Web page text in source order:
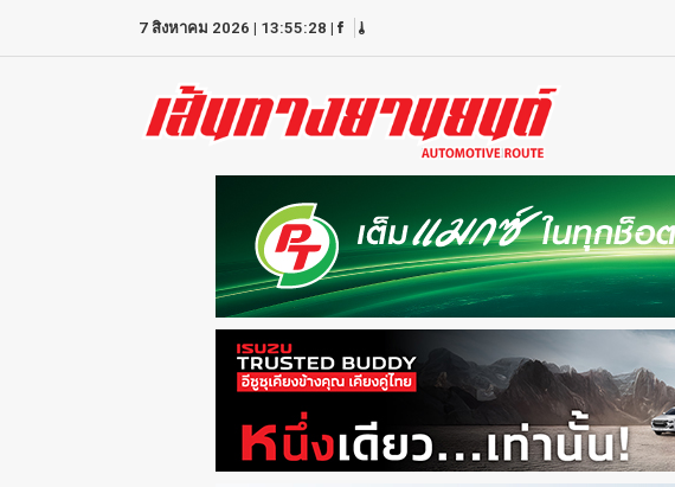
7 สิงหาคม 2026 | 13:55:28 |